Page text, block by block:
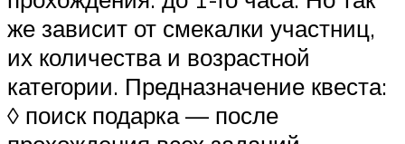
же зависит от смекалки участниц,
их количества и возрастной
категории. Предназначение квеста:
◊ поиск подарка — после